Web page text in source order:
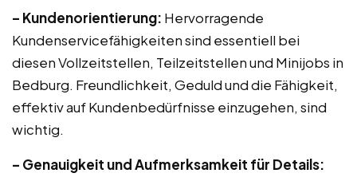
– Kundenorientierung: Hervorragende
Kundenservicefähigkeiten sind essentiell bei
diesen Vollzeitstellen, Teilzeitstellen und Minijobs in
Bedburg. Freundlichkeit, Geduld und die Fähigkeit,
effektiv auf Kundenbedürfnisse einzugehen, sind
wichtig.
– Genauigkeit und Aufmerksamkeit für Details: